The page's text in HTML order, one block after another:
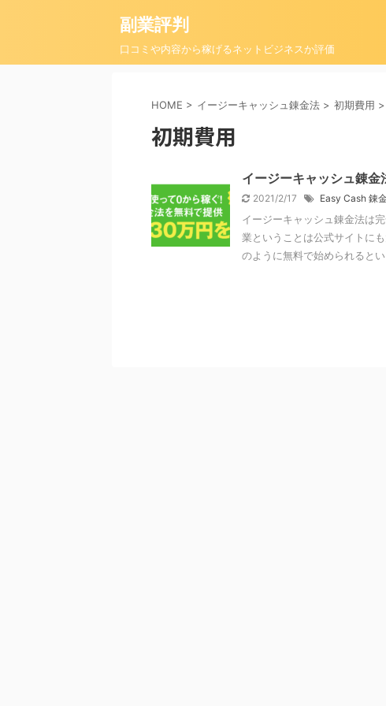
副業評判
口コミや内容から稼げるネットビジネスか評価
HOME > イージーキャッシュ錬金法 > 初期費用 >
初期費用
イージーキャッシュ錬金
2021/2/17 Easy Cash 錬
イージーキャッシュ錬金法は
業ということは公式サイトに
のように無料で始められると